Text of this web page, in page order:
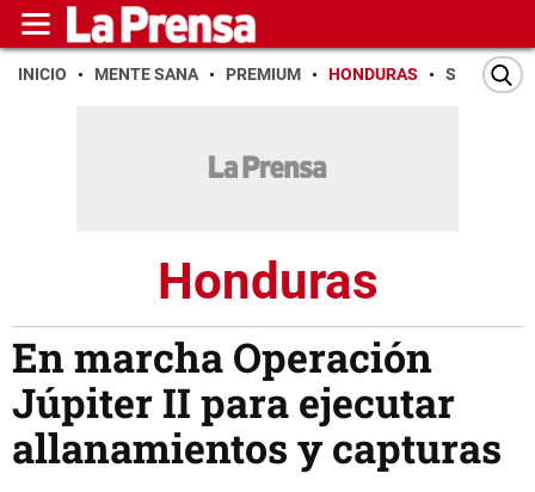
INICIO MENTE SANA PREMIUM HONDURAS SAN PEDRO
Honduras
En marcha Operación
Júpiter II para ejecutar
allanamientos y capturas